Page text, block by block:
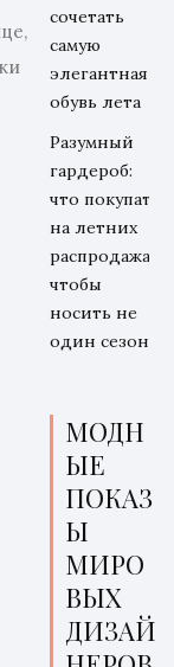
сочетать
самую
элегантная
обувь лета
Разумный
гардероб:
что покупать
на летних
распродажах,
чтобы
носить не
один сезон
МОДН
ЫЕ
ПОКАЗ
Ы
МИРО
ВЫХ
ДИЗАЙ